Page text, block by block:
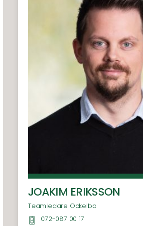
JOAKIM ERIKSSON
Teamledare Ockelbo
072-087 00 17